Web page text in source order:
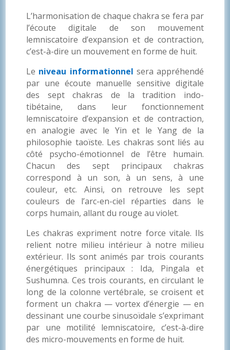
L’harmonisation de chaque chakra se fera par
l’écoute digitale de son mouvement
lemniscatoire d’expansion et de contraction,
c’est-à-dire un mouvement en forme de huit.
Le niveau informationnel sera appréhendé
par une écoute manuelle sensitive digitale
des sept chakras de la tradition indo-
tibétaine, dans leur fonctionnement
lemniscatoire d’expansion et de contraction,
en analogie avec le Yin et le Yang de la
philosophie taoïste. Les chakras sont liés au
côté psycho-émotionnel de l’être humain.
Chacun des sept principaux chakras
correspond à un son, à un sens, à une
couleur, etc. Ainsi, on retrouve les sept
couleurs de l’arc-en-ciel réparties dans le
corps humain, allant du rouge au violet.
Les chakras expriment notre force vitale. Ils
relient notre milieu intérieur à notre milieu
extérieur. Ils sont animés par trois courants
énergétiques principaux : Ida, Pingala et
Sushumna. Ces trois courants, en circulant le
long de la colonne vertébrale, se croisent et
forment un chakra — vortex d’énergie — en
dessinant une courbe sinusoïdale s’exprimant
par une motilité lemniscatoire, c’est-à-dire
des micro-mouvements en forme de huit.